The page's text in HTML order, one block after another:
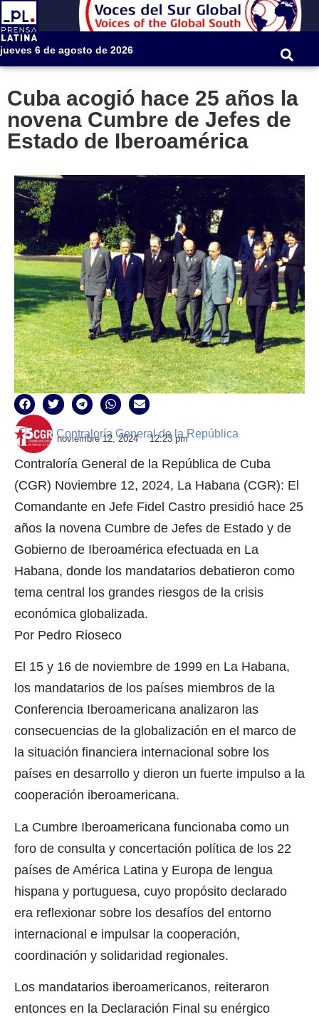
jueves 6 de agosto de 2026
Cuba acogió hace 25 años la
novena Cumbre de Jefes de
Estado de Iberoamérica
Contraloría General de la República
noviembre 12, 2024 12:23 pm
Contraloría General de la República de Cuba
(CGR) Noviembre 12, 2024, La Habana (CGR): El
Comandante en Jefe Fidel Castro presidió hace 25
años la novena Cumbre de Jefes de Estado y de
Gobierno de Iberoamérica efectuada en La
Habana, donde los mandatarios debatieron como
tema central los grandes riesgos de la crisis
económica globalizada.
Por Pedro Rioseco
El 15 y 16 de noviembre de 1999 en La Habana,
los mandatarios de los países miembros de la
Conferencia Iberoamericana analizaron las
consecuencias de la globalización en el marco de
la situación financiera internacional sobre los
países en desarrollo y dieron un fuerte impulso a la
cooperación iberoamericana.
La Cumbre Iberoamericana funcionaba como un
foro de consulta y concertación política de los 22
países de América Latina y Europa de lengua
hispana y portuguesa, cuyo propósito declarado
era reflexionar sobre los desafíos del entorno
internacional e impulsar la cooperación,
coordinación y solidaridad regionales.
Los mandatarios iberoamericanos, reiteraron
entonces en la Declaración Final su enérgico